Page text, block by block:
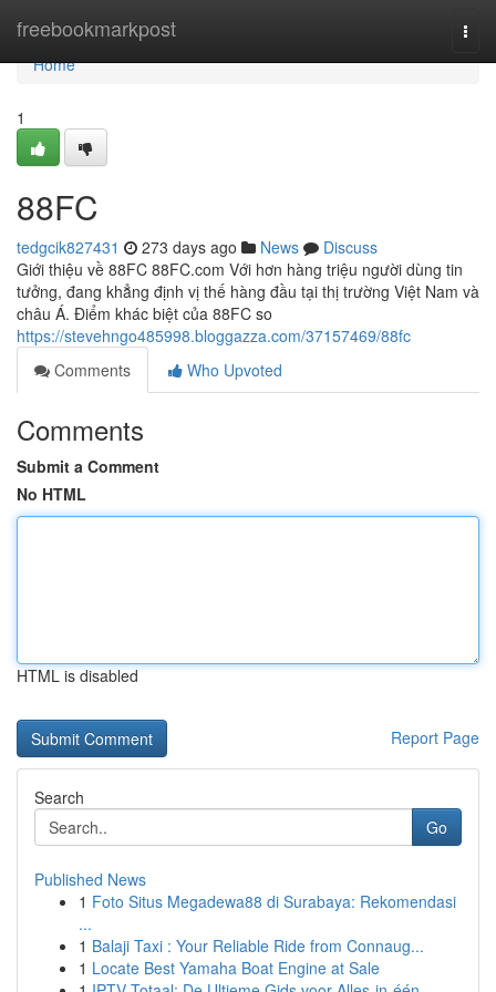
freebookmarkpost
Home
Home
1
88FC
tedgcik827431 273 days ago News
Discuss
Giới thiệu về 88FC 88FC.com Với hơn hàng triệu người dùng tin
tưởng, đang khẳng định vị thế hàng đầu tại thị trường Việt Nam và
châu Á. Điểm khác biệt của 88FC so
https://stevehngo485998.bloggazza.com/37157469/88fc
Comments
Who Upvoted
Comments
Submit a Comment
No HTML
HTML is disabled
Report Page
Search
Go
Published News
1 Foto Situs Megadewa88 di Surabaya: Rekomendasi
...
1 Balaji Taxi : Your Reliable Ride from Connaug...
1 Locate Best Yamaha Boat Engine at Sale